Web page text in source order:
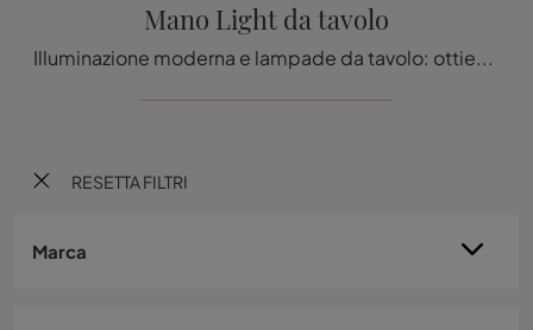
RESETTA FILTRI
Marca
Mano Light da tavolo
Illuminazione moderna e lampade da tavolo: ottieni informazioni sulla lampada Mano Light da tavolo in metallo che ti consigliamo.